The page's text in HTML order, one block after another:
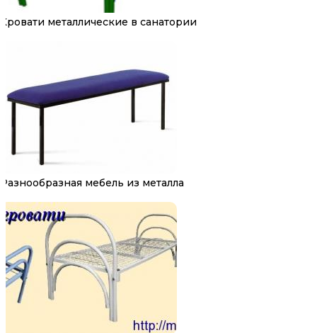
Кровати металлические в санатории
Разнообразная мебель из металла